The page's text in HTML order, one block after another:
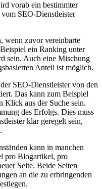
vorab ein bestimmter
SEO-Dienstleister
wenn zuvor vereinbarte
ein Ranking unter
sein. Auch eine Mischung
Anteil ist möglich.
SEO-Dienstleister von den
Das kann zum Beispiel
Klick aus der Suche sein.
des Erfolgs. Dies muss
klar geregelt sein,
kann in manchen
pro Blogartikel, pro
Seite. Beide Seiten
an die zu erbringenden